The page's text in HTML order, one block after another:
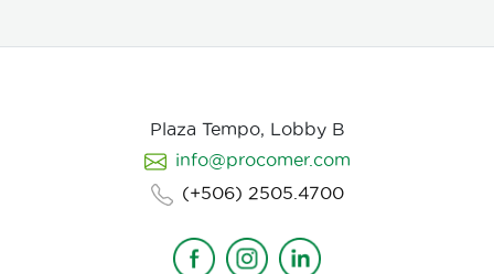
Plaza Tempo, Lobby B
info@procomer.com
(+506) 2505.4700